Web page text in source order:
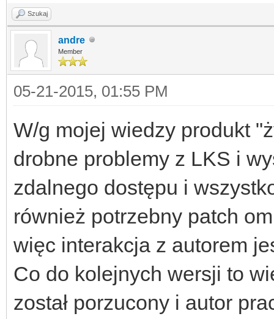
Szukaj
andre
Member
05-21-2015, 01:55 PM
W/g mojej wiedzy produkt
drobne problemy z LKS i
zdalnego dostępu i
również potrzebny patch
więc interakcja z autorem
Co do kolejnych wersji to
został porzucony i autor